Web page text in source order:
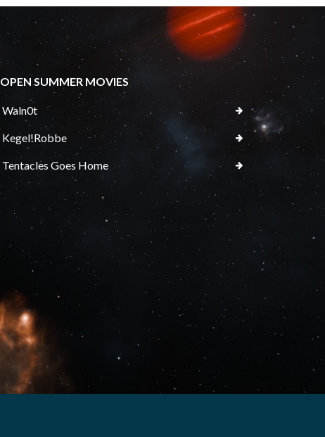
OPEN SUMMER MOVIES
Waln0t
Kegel!Robbe
Tentacles Goes Home